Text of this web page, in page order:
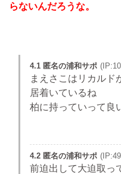
らないんだろうな。
4.1 匿名の浦和サポ
まえさこはリカルド
居着いているね
柏に持っていって良
4.2 匿名の浦和サポ
前迫出して大迫取っ